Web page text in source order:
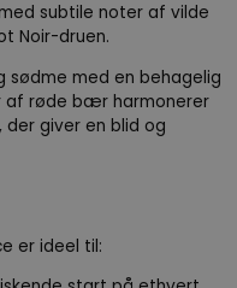
subtile noter af vilde
Noir-druen.
sødme med en behagelig
af røde bær harmonerer
giver en blid og
er ideel til: